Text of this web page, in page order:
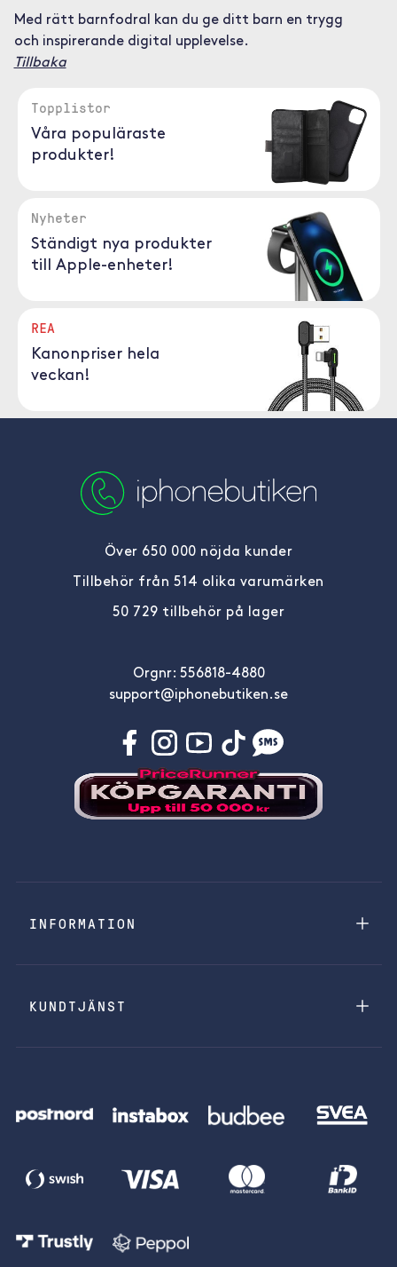
Med rätt barnfodral kan du ge ditt barn en trygg
och inspirerande digital upplevelse.
Tillbaka
Topplistor
Våra populäraste
produkter!
Nyheter
Ständigt nya produkter
till Apple-enheter!
REA
Kanonpriser hela
veckan!
Över 650 000 nöjda kunder
Tillbehör från 514 olika varumärken
50 729 tillbehör på lager
Orgnr: 556818-4880
support@iphonebutiken.se
INFORMATION
KUNDTJÄNST